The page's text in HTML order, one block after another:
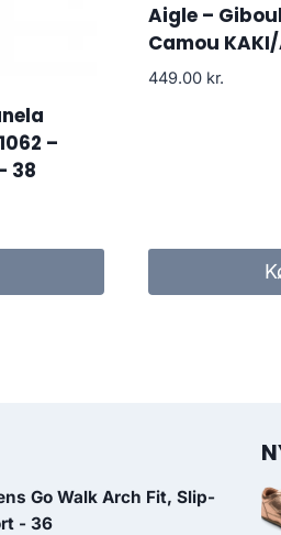
–
38
Aigle –
Camou
449.00 kr.
Go Walk Arch Fit, Slip-
- 36